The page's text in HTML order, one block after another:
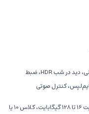
کنترل از طریق اپلیکیشن، Wi-Fi داخلی، دید در شب HDR، ضبط
پشتیبانی از کارت microSD با ظرفیت 16 تا 128 گیگابایت، کلاس 10 یا